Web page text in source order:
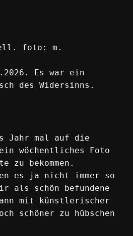
Es war ein
des Widersinns.
Jahr mal auf die
ein wöchentliches Foto
zu bekommen.
es ja nicht immer so
als schön befundene
mit künstlerischer
schöner zu hübschen